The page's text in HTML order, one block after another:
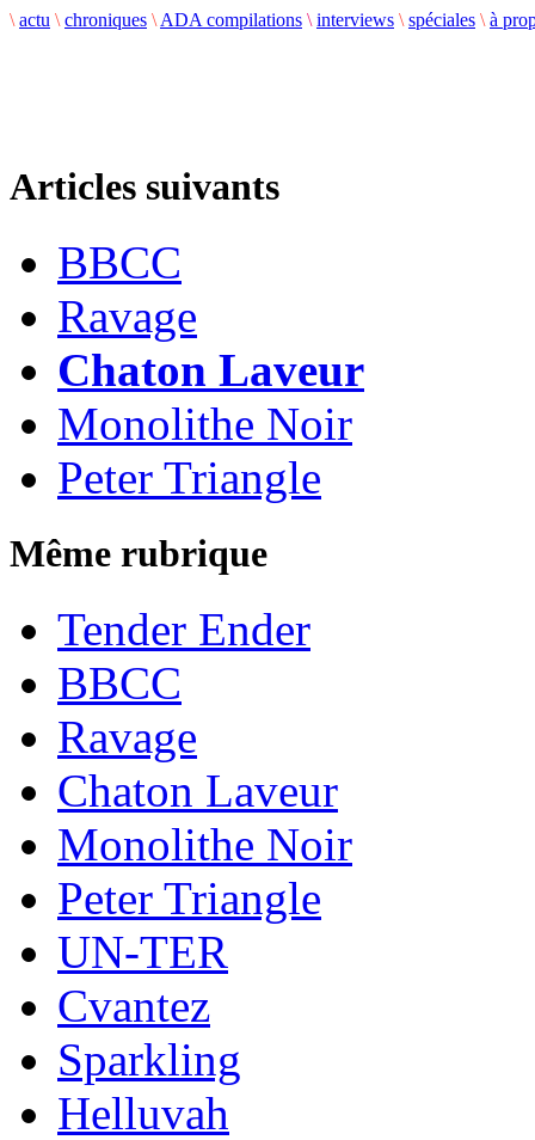
\ actu \ chroniques \ ADA compilations \ interviews \ spéciales \ à
Articles suivants
BBCC
Ravage
Chaton Laveur
Monolithe Noir
Peter Triangle
Même rubrique
Tender Ender
BBCC
Ravage
Chaton Laveur
Monolithe Noir
Peter Triangle
UN-TER
Cvantez
Sparkling
Helluvah